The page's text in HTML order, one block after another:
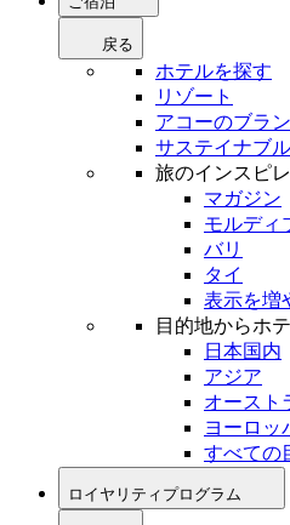
戻る
ホテルを探す
リゾート
アコーのブラ
サステイナブ
旅のインスピ
マガジン
モルディ
バリ
タイ
表示を増
目的地からホ
日本国内
アジア
オースト
ヨーロッ
すべての
ロイヤリティプログラム